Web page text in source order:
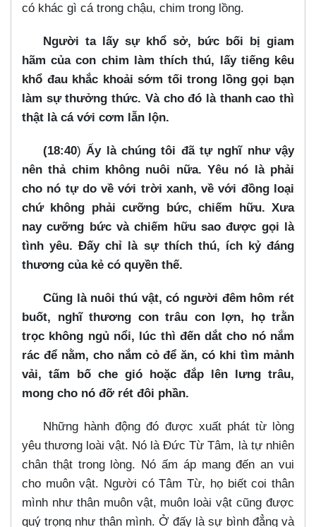
có khác gì cá trong chậu, chim trong lồng.
Người ta lấy sự khổ sở, bức bối bị giam
hãm của con chim làm thích thú, lấy tiếng kêu
khổ đau khắc khoải sớm tối trong lồng gọi bạn
làm sự thưởng thức. Và cho đó là thanh cao thì
thật là cá với cơm lẫn lộn.
(18:40) Ấy là chúng tôi đã tự nghĩ như vậy
nên thả chim không nuôi nữa. Yêu nó là phải
cho nó tự do về với trời xanh, về với đồng loại
chứ không phải cưỡng bức, chiếm hữu. Xưa
nay cưỡng bức và chiếm hữu sao được gọi là
tình yêu. Đấy chỉ là sự thích thú, ích kỷ đáng
thương của kẻ có quyền thế.
Cũng là nuôi thú vật, có người đêm hôm rét
buốt, nghĩ thương con trâu con lợn, họ trằn
trọc không ngủ nổi, lúc thì đến dắt cho nó nắm
rác để nằm, cho nắm cỏ để ăn, có khi tìm mảnh
vải, tấm bố che gió hoặc đắp lên lưng trâu,
mong cho nó đỡ rét đôi phần.
Những hành động đó được xuất phát từ lòng
yêu thương loài vật. Nó là Đức Từ Tâm, là tự nhiên
chân thật trong lòng. Nó ấm áp mang đến an vui
cho muôn vật. Người có Tâm Từ, họ biết coi thân
mình như thân muôn vật, muôn loài vật cũng được
quý trọng như thân mình. Ở đấy là sự bình đẳng và